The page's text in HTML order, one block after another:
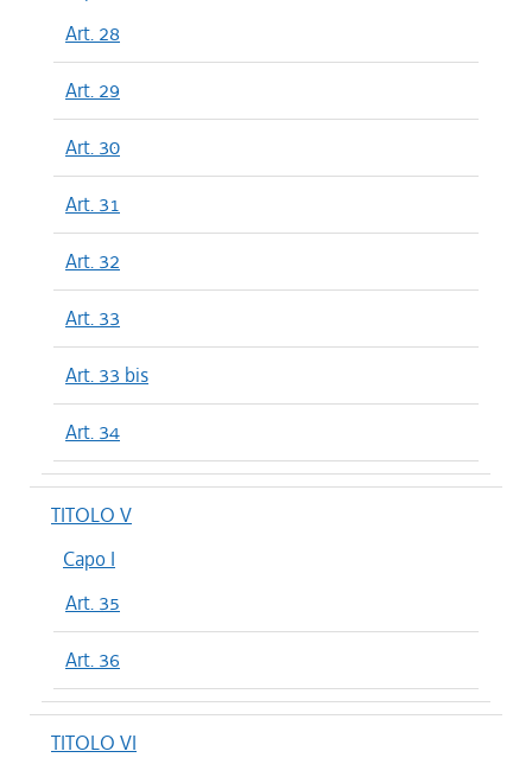
Art. 28
Art. 29
Art. 30
Art. 31
Art. 32
Art. 33
Art. 33 bis
Art. 34
TITOLO V
Capo I
Art. 35
Art. 36
TITOLO VI